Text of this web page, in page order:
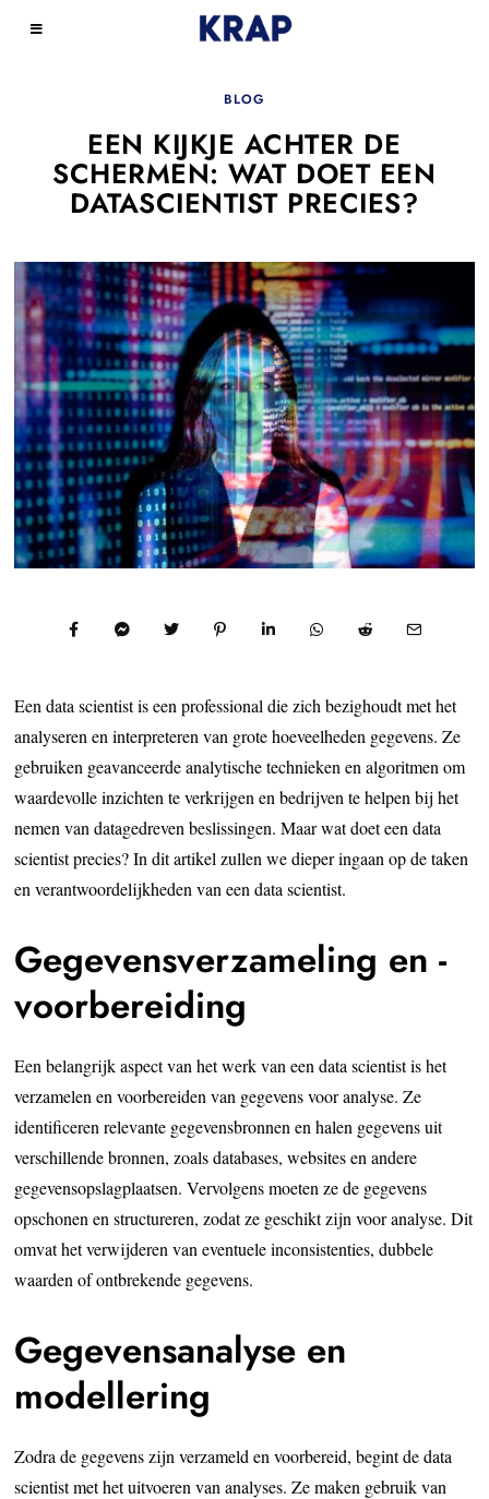
BLOG
EEN KIJKJE ACHTER DE
SCHERMEN: WAT DOET EEN
DATASCIENTIST PRECIES?
Een data scientist is een professional die zich bezighoudt met het
analyseren en interpreteren van grote hoeveelheden gegevens. Ze
gebruiken geavanceerde analytische technieken en algoritmen om
waardevolle inzichten te verkrijgen en bedrijven te helpen bij het
nemen van datagedreven beslissingen. Maar wat doet een data
scientist precies? In dit artikel zullen we dieper ingaan op de taken
en verantwoordelijkheden van een data scientist.
Gegevensverzameling en -
voorbereiding
Een belangrijk aspect van het werk van een data scientist is het
verzamelen en voorbereiden van gegevens voor analyse. Ze
identificeren relevante gegevensbronnen en halen gegevens uit
verschillende bronnen, zoals databases, websites en andere
gegevensopslagplaatsen. Vervolgens moeten ze de gegevens
opschonen en structureren, zodat ze geschikt zijn voor analyse. Dit
omvat het verwijderen van eventuele inconsistenties, dubbele
waarden of ontbrekende gegevens.
Gegevensanalyse en
modellering
Zodra de gegevens zijn verzameld en voorbereid, begint de data
scientist met het uitvoeren van analyses. Ze maken gebruik van